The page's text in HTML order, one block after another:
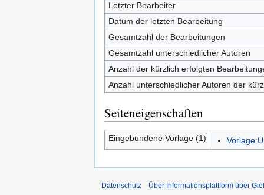
Letzter Bearbeiter
Datum der letzten Bearbeitung
Gesamtzahl der Bearbeitungen
Gesamtzahl unterschiedlicher Autoren
Anzahl der kürzlich erfolgten
Anzahl unterschiedlicher Autoren der
Seiteneigenschaften
Eingebundene Vorlage (1)
Datenschutz Über Informationsplattform über